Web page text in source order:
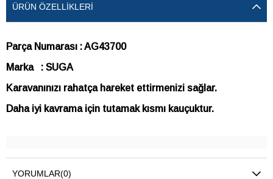
ÜRÜN ÖZELLIKLERI
Parça Numarası : AG43700
Marka : SUGA
Karavanınızı rahatça hareket ettirmenizi sağlar.
Daha iyi kavrama için tutamak kısmı kauçuktur.
YORUMLAR(0)